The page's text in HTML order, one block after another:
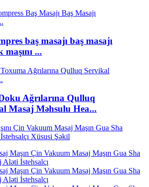
baş masajı baş masajı
...
Ağrılarına Qulluq
Masaj Məhsulu Hea...